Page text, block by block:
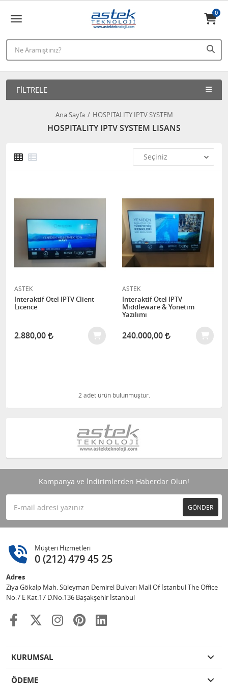
0
FILTRELE
Ana Sayfa HOSPITALITY IPTV SYSTEM
HOSPITALITY IPTV SYSTEM LISANS
ASTEK
Interaktif Otel IPTV Client
Licence
2.880,00
ASTEK
Interaktif Otel IPTV
Middleware & Yönetim
Yazılımı
240.000,00
2 adet ürün bulunmuştur.
Kampanya ve İndirimlerden Haberdar Olun!
GÖNDER
Müşteri Hizmetleri
0 (212) 479 45 25
Adres
Ziya Gökalp Mah. Süleyman Demirel Bulvarı Mall Of İstanbul The Office
No:7 E Kat:17 D.No:136 Başakşehir İstanbul
KURUMSAL
ÖDEME